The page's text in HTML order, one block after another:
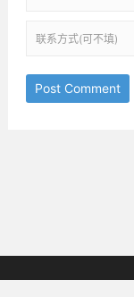
Post Comment